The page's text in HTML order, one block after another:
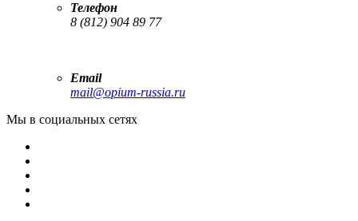
Телефон
8 (812) 904 89 77
Email
mail@opium-russia.ru
Мы в социальных сетях